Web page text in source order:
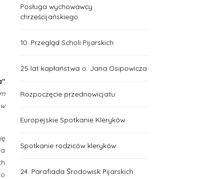
Posługa wychowawcy
chrześcijańskiego
10. Przegląd Scholi Pijarskich
25 lat kapłaństwa o. Jana Osipowicza
Rozpoczęcie przednowicjatu
Europejskie Spotkanie Kleryków
Spotkanie rodziców kleryków
24. Parafiada Środowisk Pijarskich